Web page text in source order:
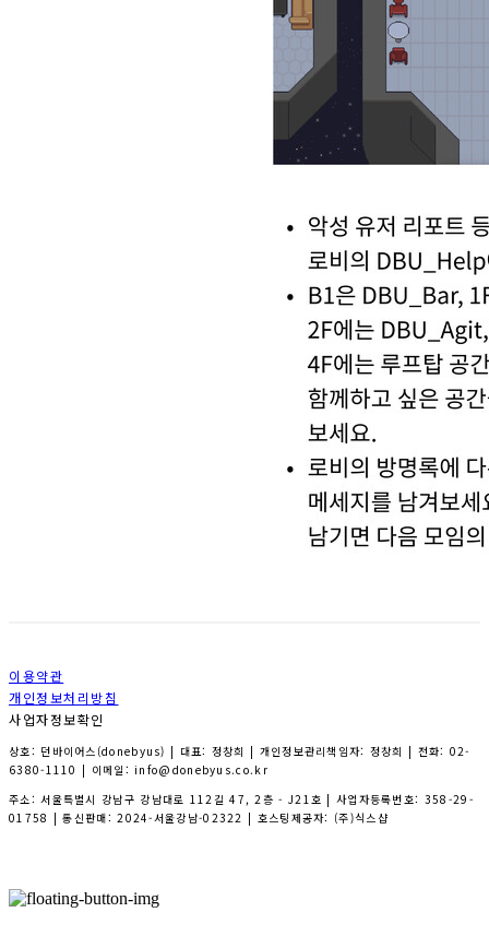
이용약관
개인정보처리방침
사업자정보확인
상호: 던바이어스(donebyus) | 대표: 정창희 | 개인정보관리책임자: 정창희 | 전화: 02-
6380-1110 | 이메일: info@donebyus.co.kr
주소: 서울특별시 강남구 강남대로 112길 47, 2층 - J21호 | 사업자등록번호: 358-29-
01758 | 통신판매:2024-서울강남-02322 | 호스팅제공자: (주)식스샵